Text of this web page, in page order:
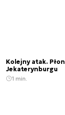
Kolejny atak.
Jekaterynburgu
1 min.